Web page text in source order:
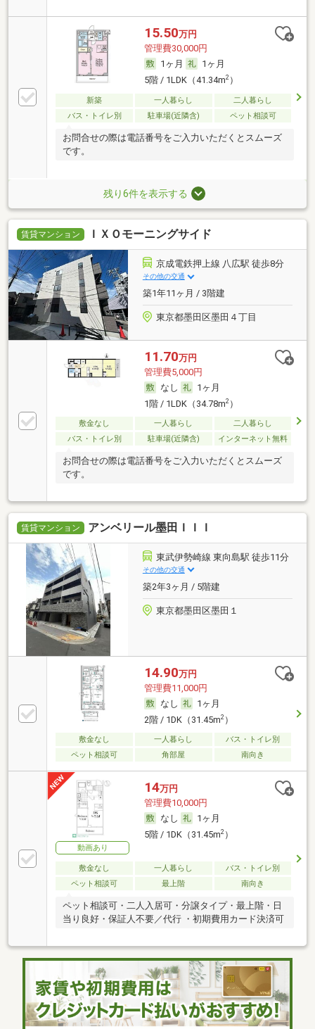
15.50万円
管理費30,000円
1ヶ月
1ヶ月
5階 / 1LDK（41.34m2）
新築 一人暮らし
二人暮らし
バス・トイレ別
駐車場(近隣含) ペット相談可
お問合せの際は電話番号をご入力いただくとスムーズ
です。
残り6件を表示する
賃貸マンション ＩＸＯモーニングサイド
京成電鉄押上線 八広駅 徒歩8分
その他の交通
築1年11ヶ月 / 3階建
東京都墨田区墨田４丁目
11.70万円
管理費5,000円
なし
1ヶ月
1階 / 1LDK（34.78m2）
敷金なし 一人暮らし
二人暮らし
バス・トイレ別
駐車場(近隣含) インターネット無料
お問合せの際は電話番号をご入力いただくとスムーズ
です。
賃貸マンション アンベリール墨田ＩＩＩ
東武伊勢崎線 東向島駅 徒歩11分
その他の交通
築2年3ヶ月 / 5階建
東京都墨田区墨田１
14.90万円
管理費11,000円
なし
1ヶ月
2階 / 1DK（31.45m2）
敷金なし 一人暮らし
バス・トイレ別
ペット相談可
角部屋 南向き
動画あり
14万円
管理費10,000円
なし
1ヶ月
5階 / 1DK（31.45m2）
敷金なし 一人暮らし
バス・トイレ別
ペット相談可
最上階 南向き
ペット相談可・二人入居可・分譲タイプ・最上階・日
当り良好・保証人不要／代行 ・初期費用カード決済可